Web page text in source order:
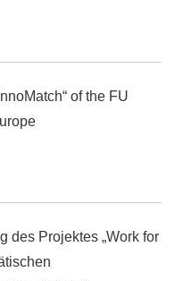
of the FU
des Projektes „Work for